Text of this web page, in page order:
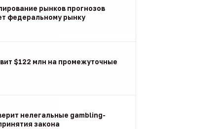
рынков прогнозов
федеральному рынку
$122 млн на промежуточные
нелегальные gambling-
закона